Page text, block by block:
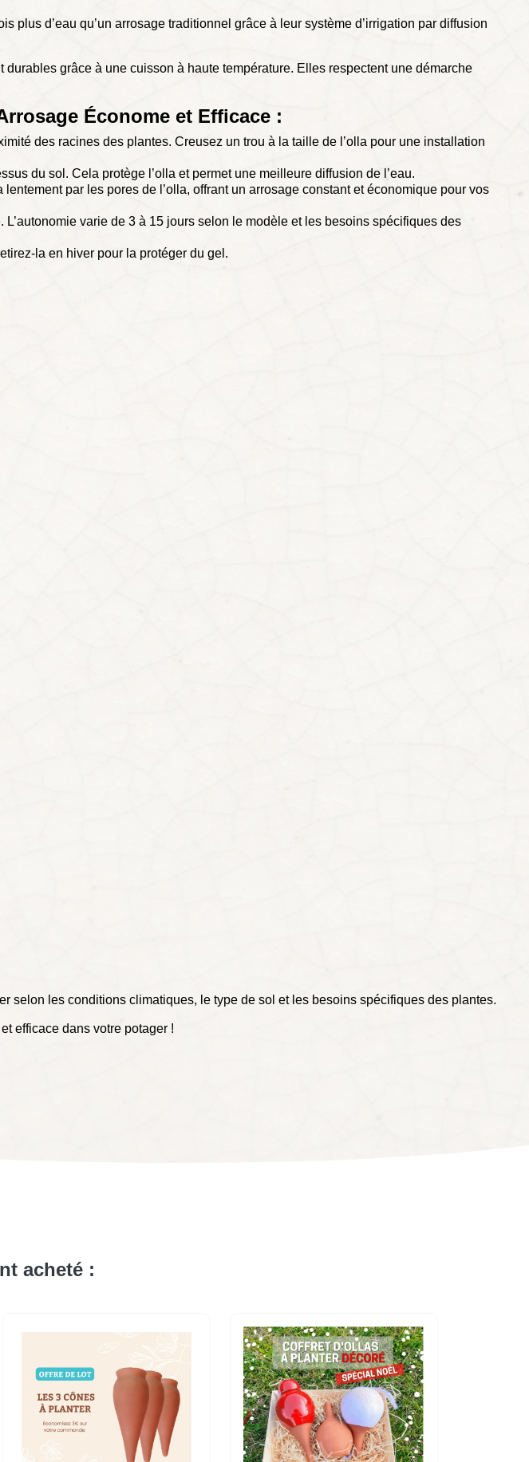
plus d’eau qu’un arrosage traditionnel grâce à leur système d’irrigation par diffusion
grâce à une cuisson à haute température. Elles respectent une démarche
Économe et Efficace :
des racines des plantes. Creusez un trou à la taille de l’olla pour une installation
du sol. Cela protège l’olla et permet une meilleure diffusion de l’eau.
lentement par les pores de l’olla, offrant un arrosage constant et économique pour vos
varie de 3 à 15 jours selon le modèle et les besoins spécifiques des
la en hiver pour la protéger du gel.
selon les conditions climatiques, le type de sol et les besoins spécifiques des plantes.
efficace dans votre potager !
acheté :